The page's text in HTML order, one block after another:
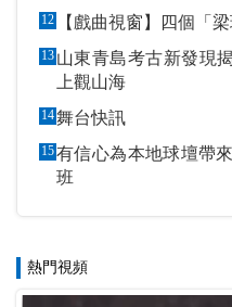
12 【戲曲視窗】四個「梁
13 山東青島考古新發現揭開
上觀山海
14舞台快訊
15有信心為本地球壇帶來驚喜 至尊沙田首
班
熱門視頻